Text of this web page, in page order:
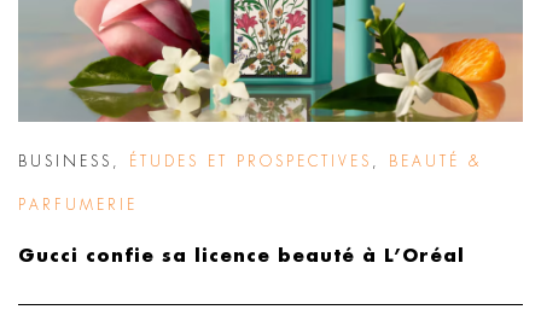
BUSINESS ÉTUDES ET PROSPECTIVES BEAUTÉ &
PARFUMERIE
Gucci confie sa licence beauté à L’Oréal